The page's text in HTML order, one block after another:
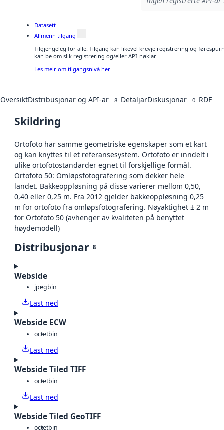
Datasett
Allmenn tilgang
Tilgjengeleg for alle. Tilgang kan likevel krevje registrering og
kan be om slik registrering og/eller API-nøklar.
Les meir om tilgangsnivå her
OversiktDistribusjonar og API-ar 8 DetaljarDiskusjonar 0 RDF
Skildring
Ortofoto har samme geometriske egenskaper som et kart
og kan knyttes til et referansesystem. Ortofoto er inndelt i
ulike ortofotostandarder egnet til forskjellige formål.
Ortofoto 50: Omløpsfotografering som dekker hele
landet. Bakkeoppløsning på disse varierer mellom 0,50,
0,40 eller 0,25 m. Fra 2012 gjelder bakkeoppløsning 0,25
m for ortofoto fra omløpsfotografering. Nøyaktighet ± 2 m
for Ortofoto 50 (avhenger av kvaliteten på benyttet
høydemodell)
Distribusjonar 8
Webside
jpegbin
Last ned
Webside ECW
octetbin
Last ned
Webside Tiled TIFF
octetbin
Last ned
Webside Tiled GeoTIFF
octetbin